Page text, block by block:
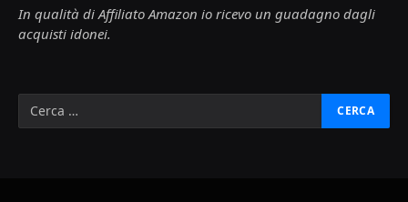
In qualità di Affiliato Amazon io ricevo un guadagno dagli
acquisti idonei.